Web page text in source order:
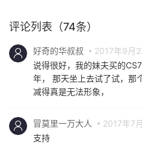
评论列表（74条）
好奇的华叔叔
2017年9月
说得很好，我的妹夫买的
年， 那天坐上去试了试，那
减得真是无法形象，
冒莫里一万大人
2017年7
支持